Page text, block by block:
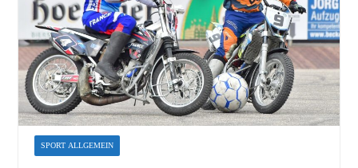
SPORT ALLGEMEIN